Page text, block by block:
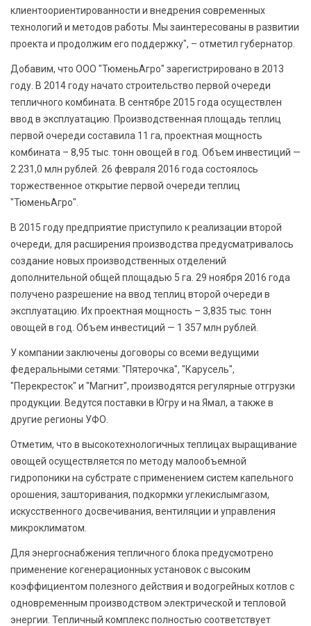
клиентоориентированности и внедрения современных
технологий и методов работы. Мы заинтересованы в развитии
проекта и продолжим его поддержку", – отметил губернатор.
Добавим, что ООО "ТюменьАгро" зарегистрировано в 2013
году. В 2014 году начато строительство первой очереди
тепличного комбината. В сентябре 2015 года осуществлен
ввод в эксплуатацию. Производственная площадь теплиц
первой очереди составила 11 га, проектная мощность
комбината – 8,95 тыс. тонн овощей в год. Объем инвестиций —
2 231,0 млн рублей. 26 февраля 2016 года состоялось
торжественное открытие первой очереди теплиц
"ТюменьАгро".
В 2015 году предприятие приступило к реализации второй
очереди, для расширения производства предусматривалось
создание новых производственных отделений
дополнительной общей площадью 5 га. 29 ноября 2016 года
получено разрешение на ввод теплиц второй очереди в
эксплуатацию. Их проектная мощность – 3,835 тыс. тонн
овощей в год. Объем инвестиций — 1 357 млн рублей.
У компании заключены договоры со всеми ведущими
федеральными сетями: "Пятерочка", "Карусель",
"Перекресток" и "Магнит", производятся регулярные отгрузки
продукции. Ведутся поставки в Югру и на Ямал, а также в
другие регионы УФО.
Отметим, что в высокотехнологичных теплицах выращивание
овощей осуществляется по методу малообъемной
гидропоники на субстрате с применением систем капельного
орошения, зашторивания, подкормки углекислымгазом,
искусственного досвечивания, вентиляции и управления
микроклиматом.
Для энергоснабжения тепличного блока предусмотрено
применение когенерационных установок с высоким
коэффициентом полезного действия и водогрейных котлов с
одновременным производством электрической и тепловой
энергии. Тепличный комплекс полностью соответствует